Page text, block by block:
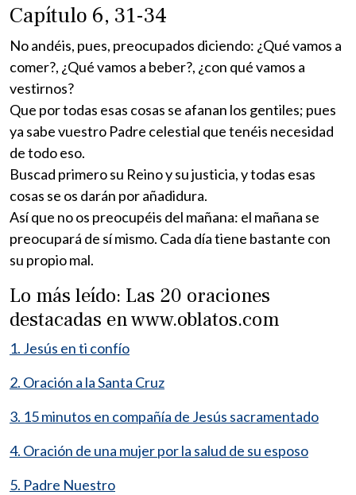
Capítulo 6, 31-34
No andéis, pues, preocupados diciendo: ¿Qué vamos a
comer?, ¿Qué vamos a beber?, ¿con qué vamos a
vestirnos?
Que por todas esas cosas se afanan los gentiles; pues
ya sabe vuestro Padre celestial que tenéis necesidad
de todo eso.
Buscad primero su Reino y su justicia, y todas esas
cosas se os darán por añadidura.
Así que no os preocupéis del mañana: el mañana se
preocupará de sí mismo. Cada día tiene bastante con
su propio mal.
Lo más leído: Las 20 oraciones
destacadas en www.oblatos.com
1. Jesús en ti confío
2. Oración a la Santa Cruz
3. 15 minutos en compañía de Jesús sacramentado
4. Oración de una mujer por la salud de su esposo
5. Padre Nuestro